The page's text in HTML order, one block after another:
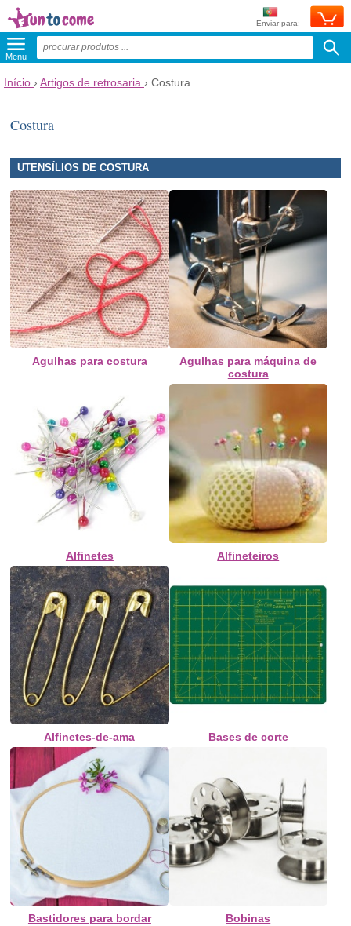
Enviar para:
Menu
Início › Artigos de retrosaria › Costura
Costura
UTENSÍLIOS DE COSTURA
Agulhas para costura
Agulhas para máquina de
costura
Alfinetes Alfineteiros
Alfinetes-de-ama Bases de corte
Bastidores para bordar Bobinas